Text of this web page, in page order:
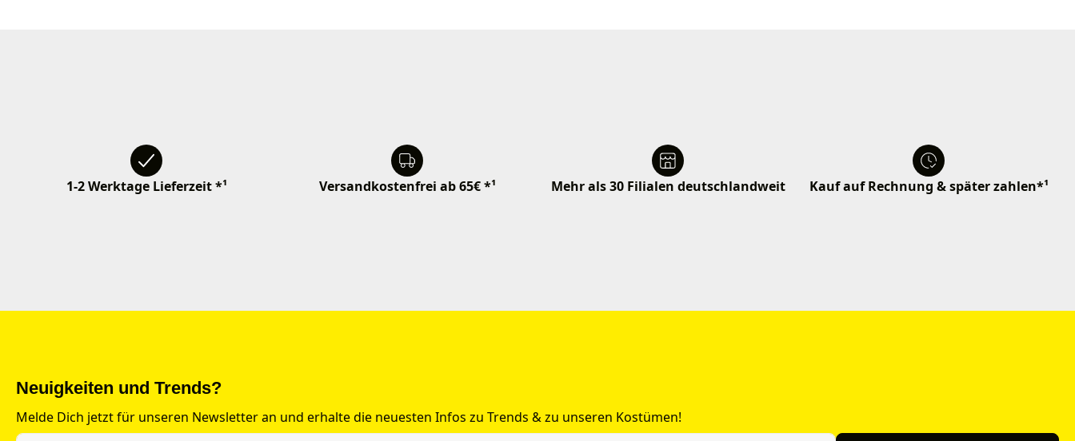
1-2 Werktage Lieferzeit *¹ Versandkostenfrei ab 65€ *¹ Mehr als 30 Filialen deutschlandweit Kauf auf Rechnung & später zahlen*¹
Neuigkeiten und Trends?
Melde Dich jetzt für unseren Newsletter an und erhalte die neuesten Infos zu Trends & zu unseren Kostümen!